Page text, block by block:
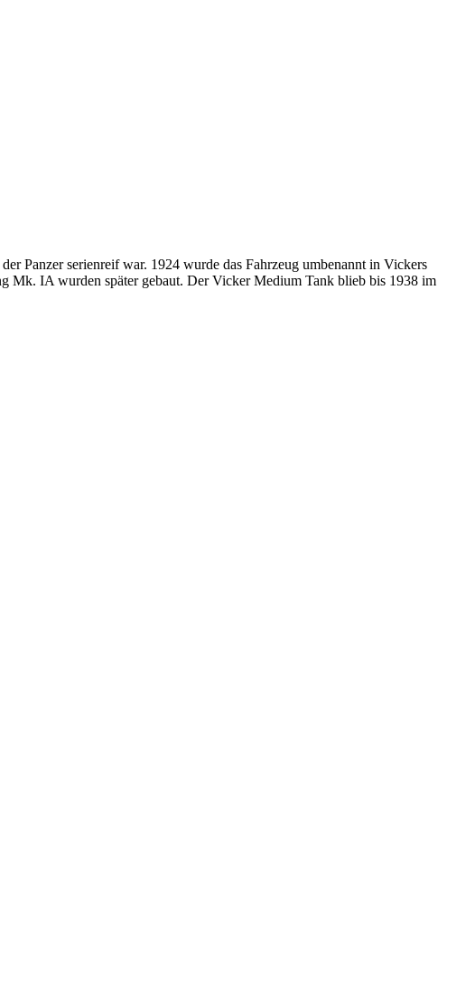
Panzer serienreif war. 1924 wurde das Fahrzeug umbenannt in Vickers
Mk. IA wurden später gebaut. Der Vicker Medium Tank blieb bis 1938 im